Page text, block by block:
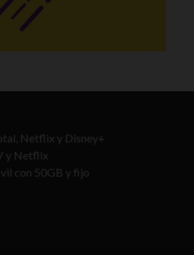
Netflix y Disney+
y Netflix
con 50GB y fijo